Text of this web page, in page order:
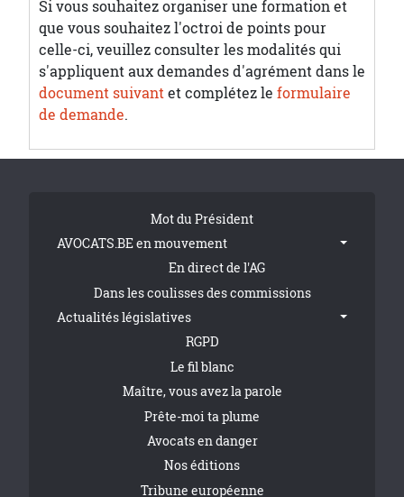
Si vous souhaitez organiser une formation et
que vous souhaitez l'octroi de points pour
celle-ci, veuillez consulter les modalités qui
s'appliquent aux demandes d'agrément dans le
document suivantet complétez le formulaire
de demande.
Tribune FooterMot du Président
AVOCATS.BE en mouvement
En direct de l'AG
Dans les coulisses des commissions
Actualités législatives
RGPD
Le fil blanc
Maître, vous avez la parole
Prête-moi ta plume
Avocats en danger
Nos éditions
Tribune européenne